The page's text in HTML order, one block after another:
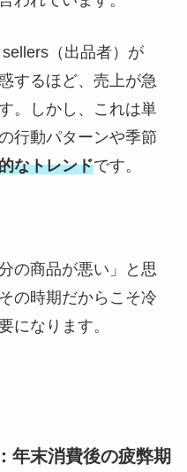
（出品者）が
するほど、売上が急
。しかし、これは単
行動パターンや季節
なトレンドです。
の商品が悪い」と思
の時期だからこそ冷
になります。
年末消費後の疲弊期